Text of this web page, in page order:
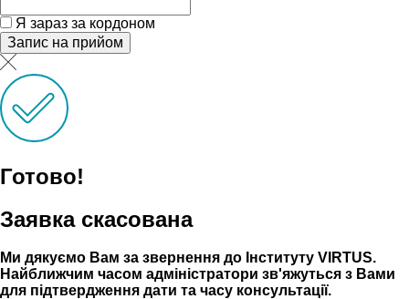
Я зараз за кордоном
Запис на прийом
Готово!
Заявка скасована
Ми дякуємо Вам за звернення до Інституту VIRTUS.
Найближчим часом адмiнiстратори зв'яжуться з Вами
для пiдтвердження дати та часу консультацiï.